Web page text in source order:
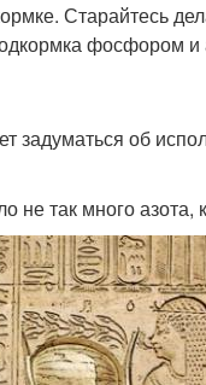
Старайтесь
фосфором и
задуматься об
так много азота,